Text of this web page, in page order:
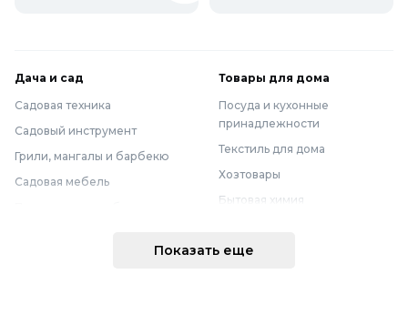
Дача и сад
Садовая техника
Садовый инструмент
Грили, мангалы и барбекю
Садовая мебель
Товары для дома
Посуда и кухонные
принадлежности
Текстиль для дома
Хозтовары
Бытовая химия
Мебель
Показать еще